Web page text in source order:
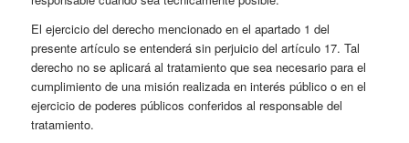
El ejercicio del derecho mencionado en el apartado 1 del
presente artículo se entenderá sin perjuicio del artículo 17. Tal
derecho no se aplicará al tratamiento que sea necesario para el
cumplimiento de una misión realizada en interés público o en el
ejercicio de poderes públicos conferidos al responsable del
tratamiento.